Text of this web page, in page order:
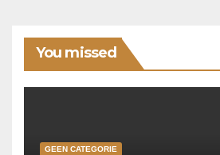
You missed
GEEN CATEGORIE